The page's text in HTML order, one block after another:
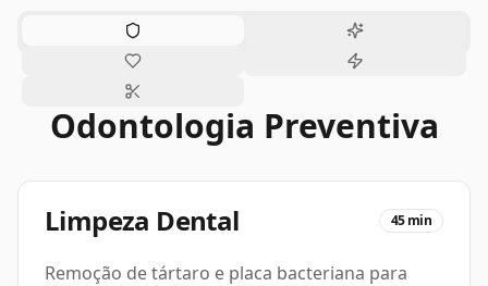
Odontologia Preventiva
Limpeza Dental 45 min
Remoção de tártaro e placa bacteriana para